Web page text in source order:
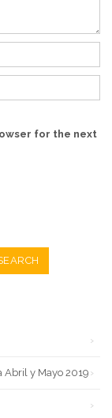
for the next
Abril y Mayo 2019